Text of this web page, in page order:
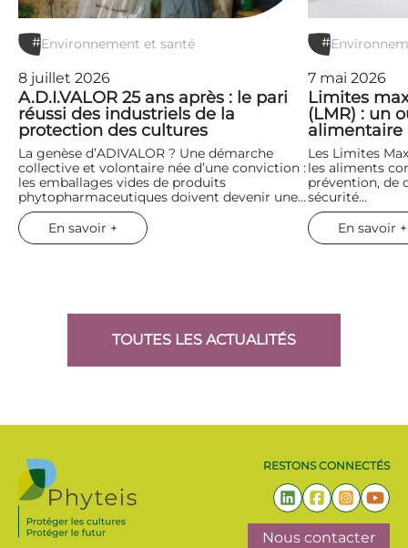
#Environnement et santé
8 juillet 2026
A.D.I.VALOR 25 ans après : le pari
réussi des industriels de la
protection des cultures
La genèse d’ADIVALOR ? Une démarche
collective et volontaire née d’une conviction :
les emballages vides de produits
phytopharmaceutiques doivent devenir une…
En savoir +
#
7 mai 2026
Limites
(LMR) : un
alimentaire
Les Limites
les aliments
prévention, de
sécurité…
En savoir +
TOUTES LES ACTUALITÉS
RESTONS CONNECTÉS
Nous contacter